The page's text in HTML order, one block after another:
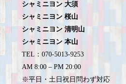
シャミニヨン 大須
シャミニヨン 桜山
シャミニヨン 清明山
シャミニヨン 本山
TEL：070-5013-9253
AM 8:00 – PM 20:00
※平日・土日祝日問わず対応